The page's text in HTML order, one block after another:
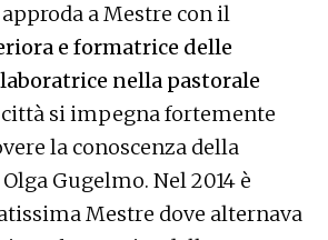
approda a Mestre con il
e formatrice delle
nella pastorale
città si impegna fortemente
la conoscenza della
Gugelmo. Nel 2014 è
Mestre dove alternava